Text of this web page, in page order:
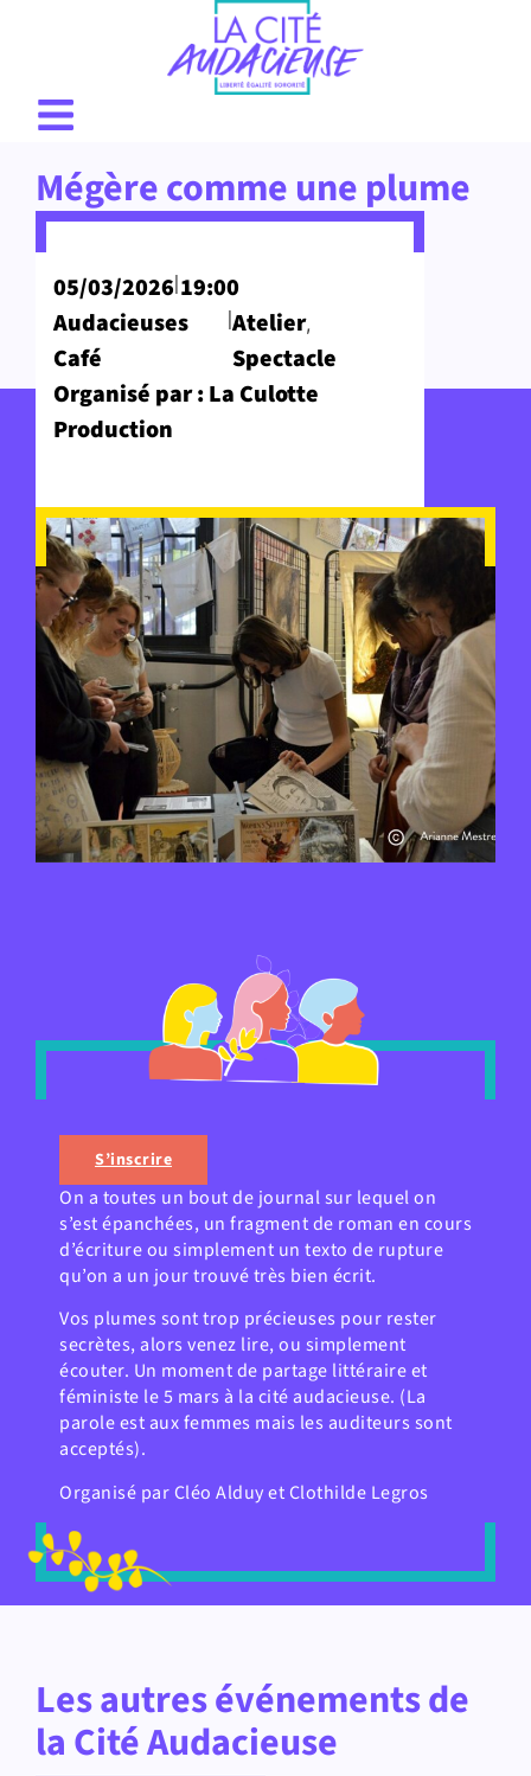
Mégère comme une plume
05/03/2026|19:00
Audacieuses
Café
|Atelier,
Spectacle
Organisé par : La Culotte
Production
S’inscrire
On a toutes un bout de journal sur lequel on
s’est épanchées, un fragment de roman en cours
d’écriture ou simplement un texto de rupture
qu’on a un jour trouvé très bien écrit.
Vos plumes sont trop précieuses pour rester
secrètes, alors venez lire, ou simplement
écouter. Un moment de partage littéraire et
féministe le 5 mars à la cité audacieuse. (La
parole est aux femmes mais les auditeurs sont
acceptés).
Organisé par Cléo Alduy et Clothilde Legros
Les autres événements de
la Cité Audacieuse